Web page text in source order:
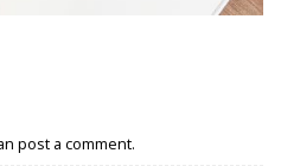
post a comment.